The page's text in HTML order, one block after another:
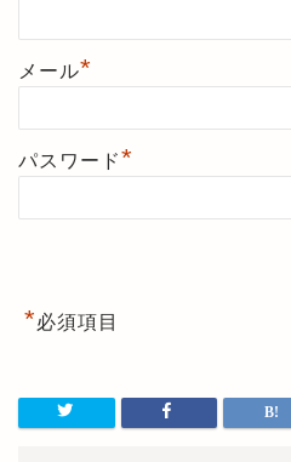
メール*
パスワード*
*必須項目